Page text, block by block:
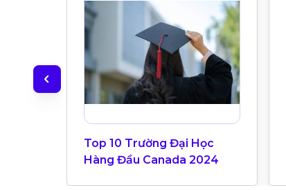
Top 10 Trường Đại Học
Hàng Đầu Canada 2024